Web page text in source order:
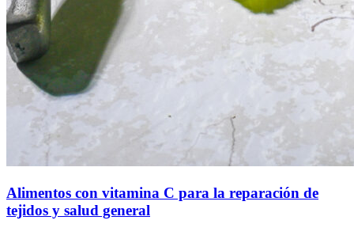
Alimentos con vitamina C para la reparación de
tejidos y salud general